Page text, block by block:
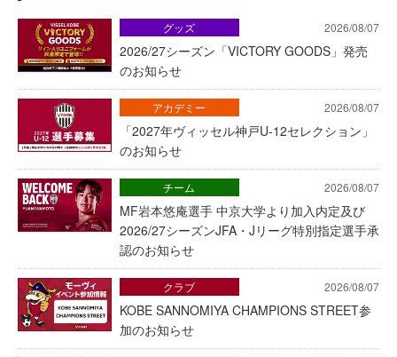
2026/08/07
2026/27シーズン「VICTORY GOODS」発売
のお知らせ
グッズ
2026/08/07
「2027年ヴィッセル神戸U-12セレクション」
のお知らせ
アカデミー
2026/08/07
MF岩本悠庵選手 中京大学より加入内定及び
2026/27シーズンJFA・Jリーグ特別指定選手承
認のお知らせ
チーム
2026/08/07
KOBE SANNOMIYA CHAMPIONS STREET参
加のお知らせ
クラブ